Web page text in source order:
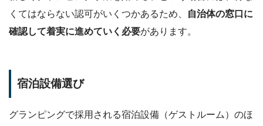
くてはならない認可がいくつかあるため、
自治体の窓口に
確認して着実に進めていく必要があります。
宿泊設備選び
グランピングで採用される宿泊設備（ゲストルーム）のほ